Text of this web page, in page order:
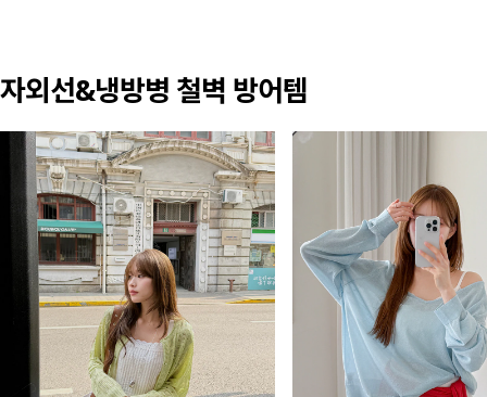
자외선&냉방병 철벽 방어템